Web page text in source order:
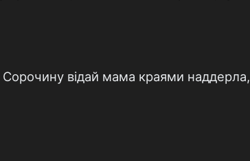
відай мама краями наддерла,